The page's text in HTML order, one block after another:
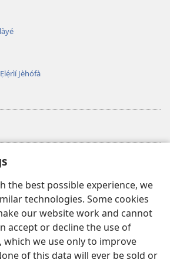
the best possible experience, we
technologies. Some cookies
our website work and cannot
accept or decline the use of
which we use only to improve
of this data will ever be sold or
Jèhófà
TI Watchtower™
®